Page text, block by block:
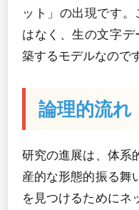
ット」の出現です
はなく、生の文字
築するモデルなのです
論理的流れ
研究の進展は、体系
産的な形態的振る舞
を見つけるためにネ